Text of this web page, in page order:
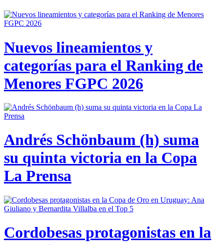
Nuevos lineamientos y
categorías para el Ranking de
Menores FGPC 2026
Andrés Schönbaum (h) suma
su quinta victoria en la Copa
La Prensa
Cordobesas protagonistas en la